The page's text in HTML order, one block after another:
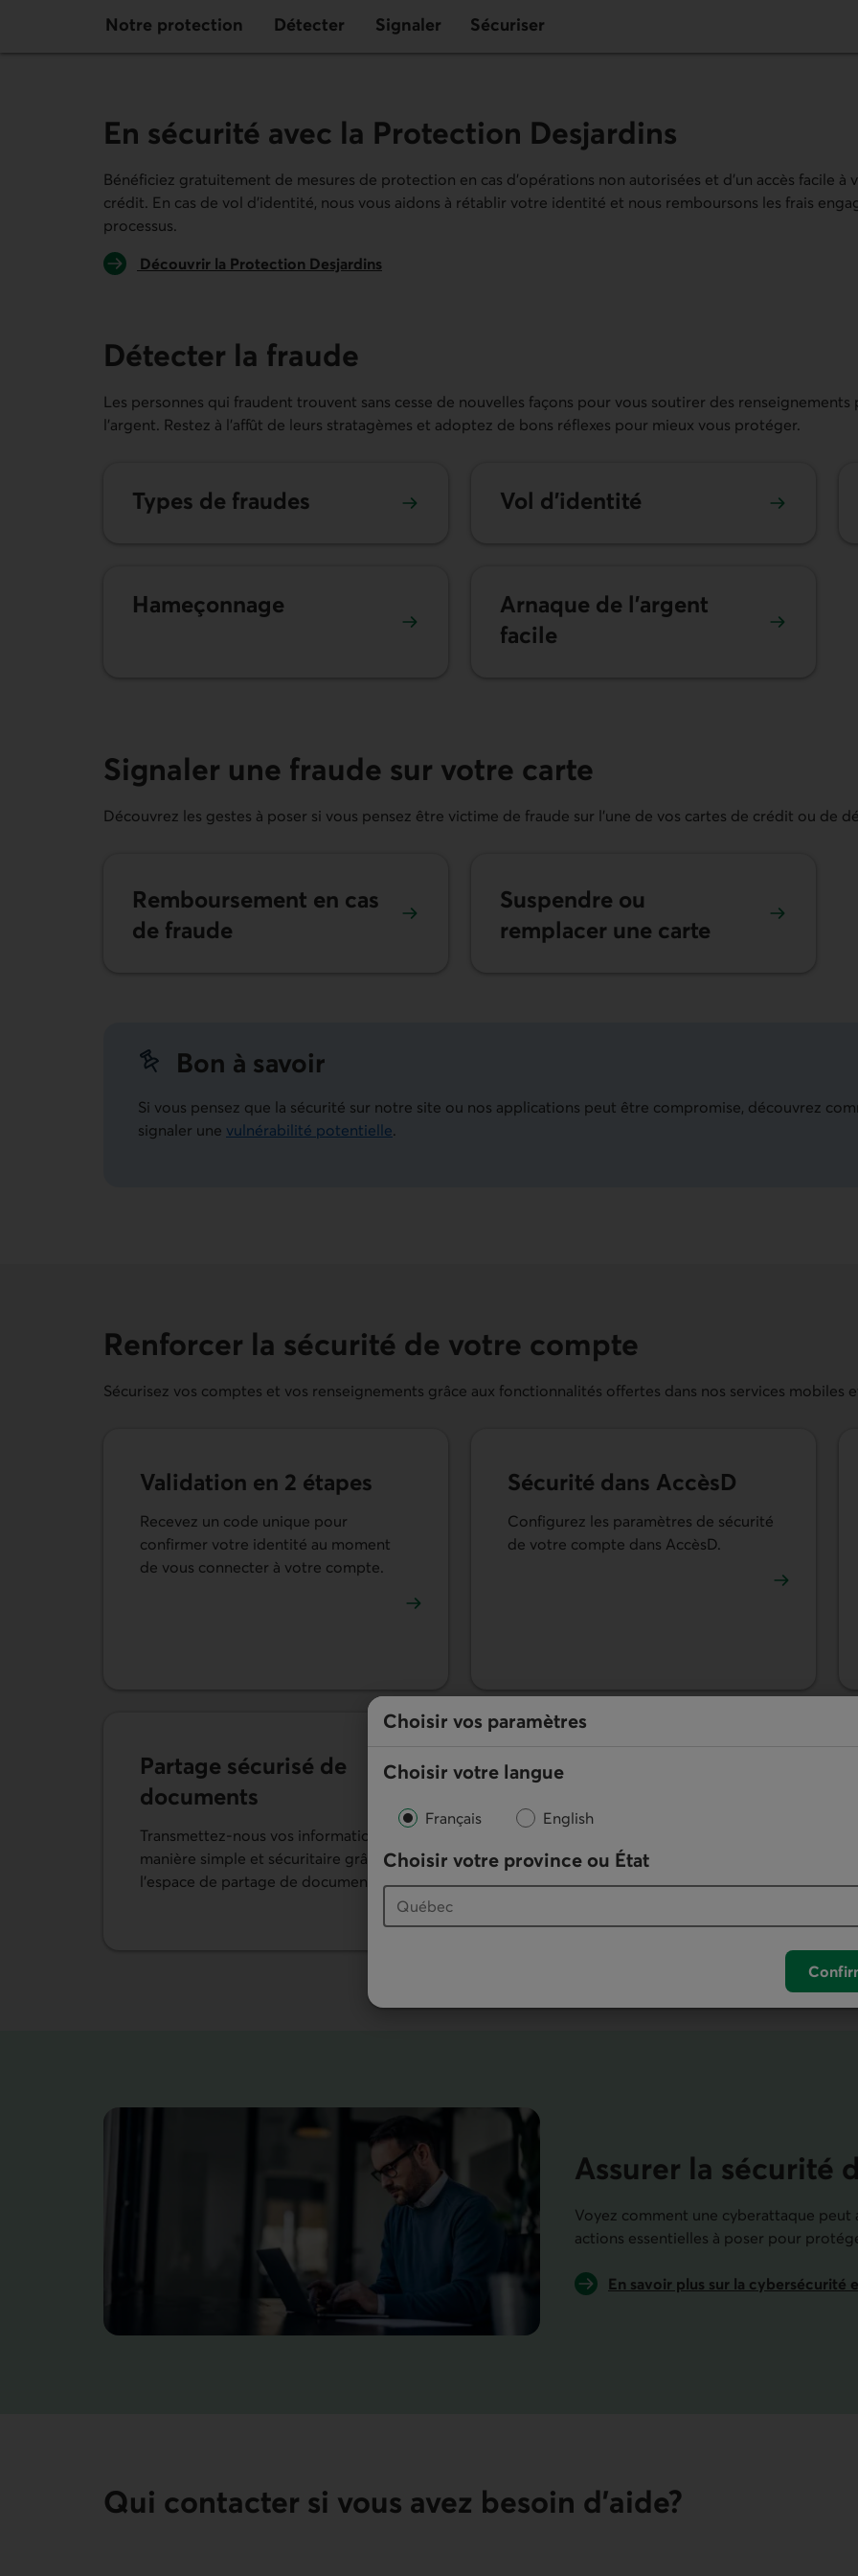
Choisir vos paramètres
Choisir votre langue
Français English
Choisir votre province ou État
Notre protection Détecter Signaler Sécuriser
En sécurité avec la Protection Desjardins
Bénéficiez gratuitement de mesures de protection en cas d’opérations non autorisées et d’un accès facile à
crédit. En cas de vol d’identité, nous vous aidons à rétablir votre identité et nous remboursons les frais
processus.
Découvrir la Protection Desjardins
Détecter la fraude
Les personnes qui fraudent trouvent sans cesse de nouvelles façons pour vous soutirer des renseignements
l’argent. Restez à l’affût de leurs stratagèmes et adoptez de bons réflexes pour mieux vous protéger.
Types de fraudes Vol d’identité
Hameçonnage
Arnaque de l’argent
facile
Signaler une fraude sur votre carte
Découvrez les gestes à poser si vous pensez être victime de fraude sur l’une de vos cartes de crédit ou de
Remboursement en cas
de fraude
Suspendre ou
remplacer une carte
Bon à savoir
Si vous pensez que la sécurité sur notre site ou nos applications peut être compromise, découvrez
signaler une vulnérabilité potentielle.
Renforcer la sécurité de votre compte
Sécurisez vos comptes et vos renseignements grâce aux fonctionnalités offertes dans nos services mobiles
Validation en 2 étapes
Recevez un code unique pour
confirmer votre identité au moment
de vous connecter à votre compte.
Sécurité dans AccèsD
Configurez les paramètres de sécurité
de votre compte dans AccèsD.
Partage sécurisé de
documents
Transmettez-nous vos informations de
manière simple et sécuritaire grâce à
l’espace de partage de documents.
Sécurité des Virements
vous protéger quand vous faites ou
recevez un VirementInterac .
Assurer la sécurité
Voyez comment une cyberattaque
actions essentielles à poser pour
En savoir plus sur la cybersécurité
Qui contacter si vous avez besoin d’aide?